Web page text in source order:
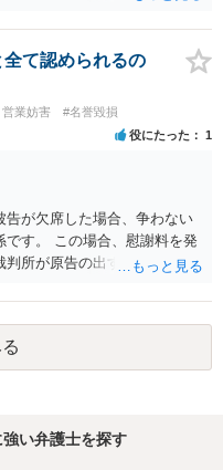
され、決裂して相手方が訴
れる流れが通常です。
て認められるの
業妨害 #名誉毀損
役にたった 1
が欠席した場合、争わない
です。 この場合、慰謝料を発
所が原告の出す証拠に基づ
としてはありえます。
い弁護士を探す